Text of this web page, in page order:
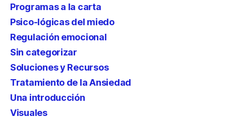
Programas a la carta
Psico-lógicas del miedo
Regulación emocional
Sin categorizar
Soluciones y Recursos
Tratamiento de la Ansiedad
Una introducción
Visuales